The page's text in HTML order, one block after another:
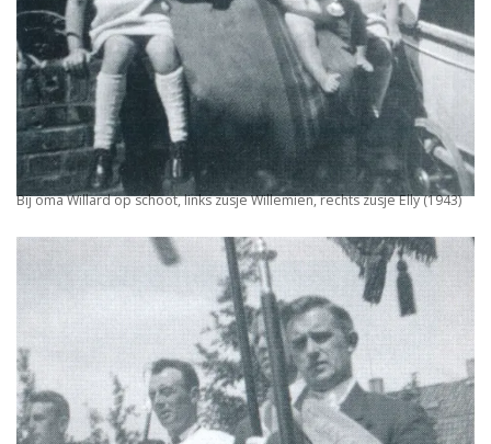
Bij oma Willard op schoot, links zusje Willemien, rechts zusje Elly (1943)